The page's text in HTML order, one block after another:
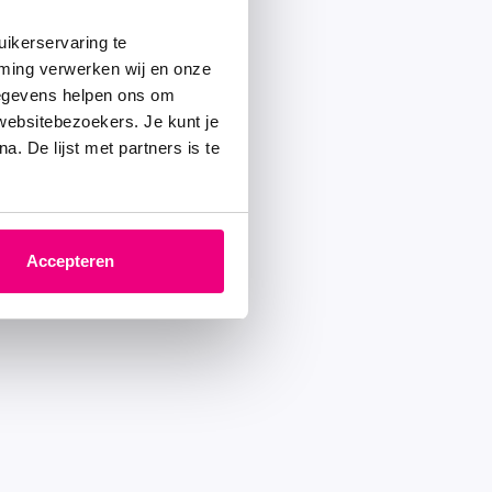
te
verwerken wij en onze
helpen ons om
Je kunt je
De lijst met partners is te
Accepteren